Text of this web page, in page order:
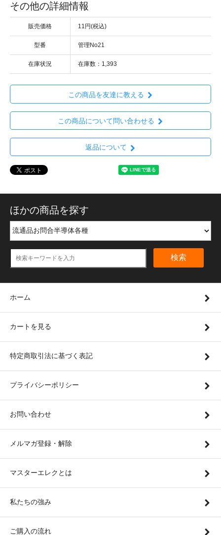
その他の詳細情報
販売価格 11円(税込)
型番 管理No21
在庫状況 在庫数：1,393
この商品を友達に教える
この商品について問い合わせる
返品について
ほかの商品を探す
検索
ホーム
カートを見る
特定商取引法に基づく表記
プライバシーポリシー
お問い合わせ
メルマガ登録・解除
マスターエレクとは
私たちの強み
ご購入の流れ